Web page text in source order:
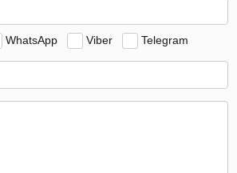
WhatsApp Viber Telegram